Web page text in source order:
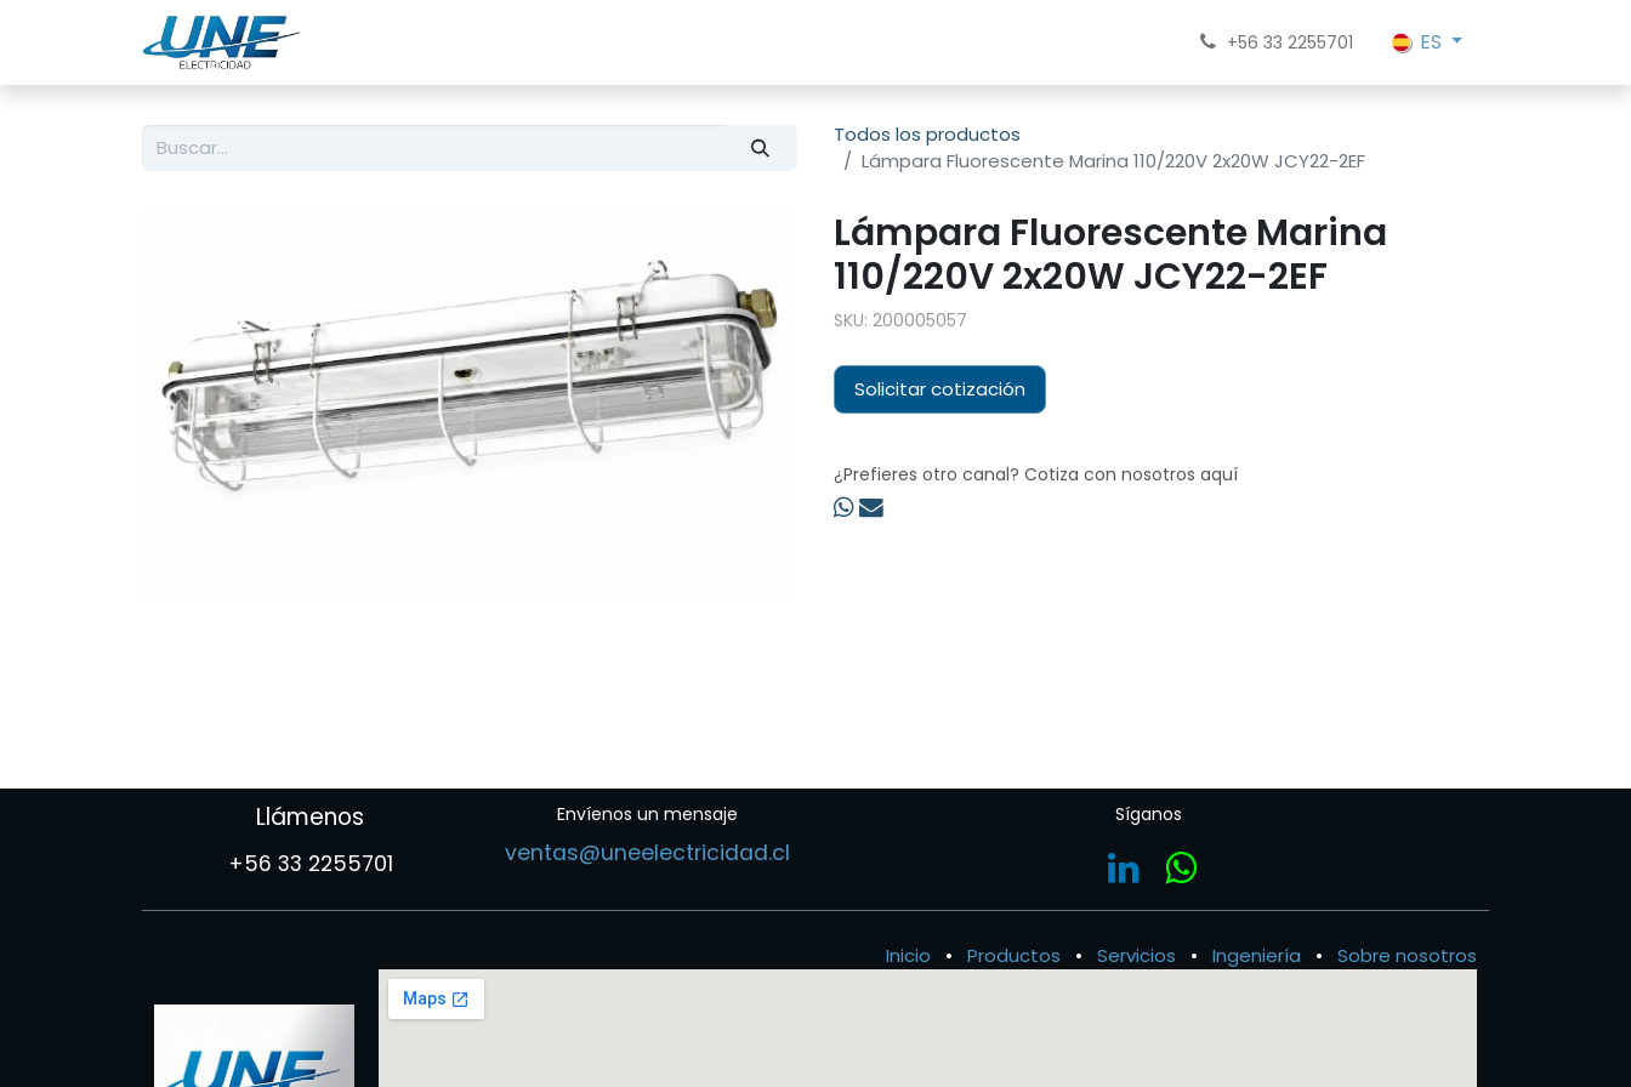
+56 33 2255701 ES
Todos los productos
Lámpara Fluorescente Marina 110/220V 2x20W JCY22-2EF
Lámpara Fluorescente Marina
110/220V 2x20W JCY22-2EF
SKU: 200005057
Solicitar cotización
¿Prefieres otro canal? Cotiza con nosotros aquí
Llámenos
+56 33 2255701
Envíenos un mensaje
ventas@uneelectricidad.cl
Síganos
Inicio • Productos • Servicios • Ingeniería • Sobre nosotros